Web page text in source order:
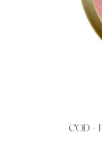
ACHETEZ
COD –